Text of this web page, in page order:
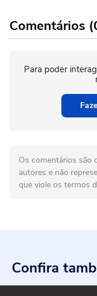
Comentários
Para poder
Os comentários são
autores e não
que viole os termos
Confira